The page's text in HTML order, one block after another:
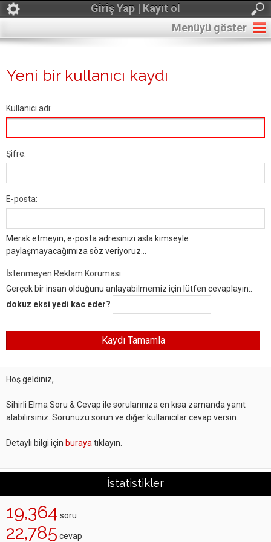
Giriş Yap | Kayıt ol
Menüyü göster
Yeni bir kullanıcı kaydı
Kullanıcı adı:
Şifre:
E-posta:
Merak etmeyin, e-posta adresinizi asla kimseyle
paylaşmayacağımıza söz veriyoruz...
İstenmeyen Reklam Koruması:
Gerçek bir insan olduğunu anlayabilmemiz için lütfen cevaplayın:.
dokuz eksi yedi kac eder?
Hoş geldiniz,
Sihirli Elma Soru & Cevap ile sorularınıza en kısa zamanda yanıt
alabilirsiniz. Sorunuzu sorun ve diğer kullanıcılar cevap versin.
Detaylı bilgi için buraya tıklayın.
İstatistikler
19,364 soru
22,785 cevap